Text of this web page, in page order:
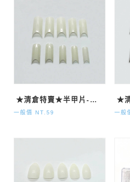
★清倉特賣★半甲片-自然500P
一般價 NT.59 一般